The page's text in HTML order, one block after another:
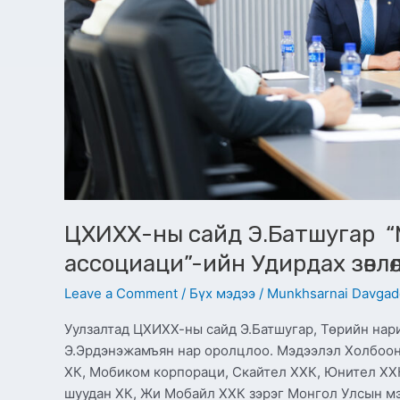
ЦХИХХ-ны сайд Э.Батшугар
ассоциаци”-ийн Удирдах
Leave a Comment / Бүх мэдээ / Munkhsarnai
Уулзалтад ЦХИХХ-ны сайд Э.Батшугар, Төрийн
Э.Эрдэнэжамъян нар оролцлоо. Мэдээлэл
ХК, Мобиком корпораци, Скайтел ХХК, Юнител
шуудан ХК, Жи Мобайл ХХК зэрэг Монгол Улсын
уулзлаа